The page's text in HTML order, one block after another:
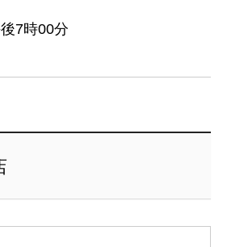
7時00分